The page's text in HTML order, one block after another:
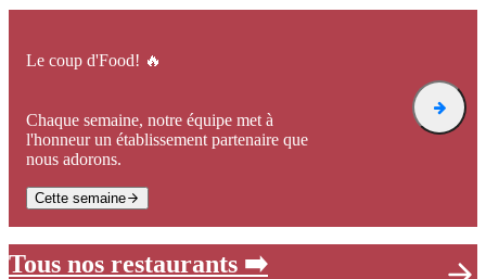
Le coup d'Food! 🔥
Chaque semaine, notre équipe met à
l'honneur un établissement partenaire que
nous adorons.
Cette semaine
Tous nos restaurants ➡️